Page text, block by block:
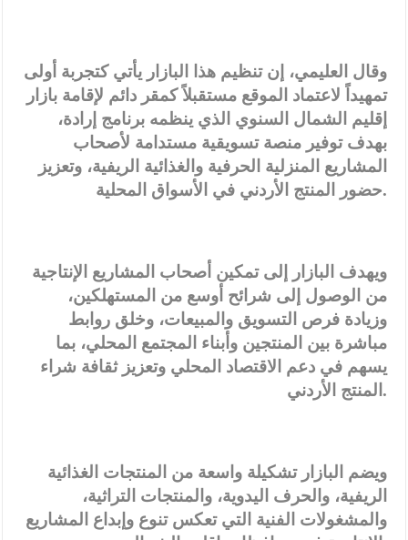
وقال العليمي، إن تنظيم هذا البازار يأتي كتجربة أولى
تمهيداً لاعتماد الموقع مستقبلاً كمقر دائم لإقامة بازار
إقليم الشمال السنوي الذي ينظمه برنامج إرادة،
بهدف توفير منصة تسويقية مستدامة لأصحاب
المشاريع المنزلية الحرفية والغذائية الريفية، وتعزيز
حضور المنتج الأردني في الأسواق المحلية.
ويهدف البازار إلى تمكين أصحاب المشاريع الإنتاجية
من الوصول إلى شرائح أوسع من المستهلكين،
وزيادة فرص التسويق والمبيعات، وخلق روابط
مباشرة بين المنتجين وأبناء المجتمع المحلي، بما
يسهم في دعم الاقتصاد المحلي وتعزيز ثقافة شراء
المنتج الأردني.
ويضم البازار تشكيلة واسعة من المنتجات الغذائية
الريفية، والحرف اليدوية، والمنتجات التراثية،
والمشغولات الفنية التي تعكس تنوع وإبداع المشاريع